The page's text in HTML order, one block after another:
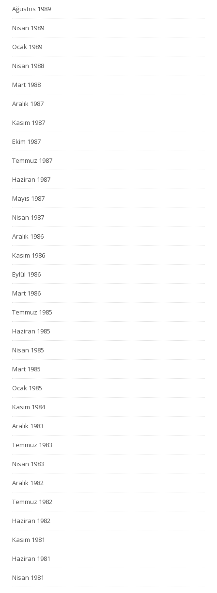
Ağustos 1989
Nisan 1989
Ocak 1989
Nisan 1988
Mart 1988
Aralık 1987
Kasım 1987
Ekim 1987
Temmuz 1987
Haziran 1987
Mayıs 1987
Nisan 1987
Aralık 1986
Kasım 1986
Eylül 1986
Mart 1986
Temmuz 1985
Haziran 1985
Nisan 1985
Mart 1985
Ocak 1985
Kasım 1984
Aralık 1983
Temmuz 1983
Nisan 1983
Aralık 1982
Temmuz 1982
Haziran 1982
Kasım 1981
Haziran 1981
Nisan 1981